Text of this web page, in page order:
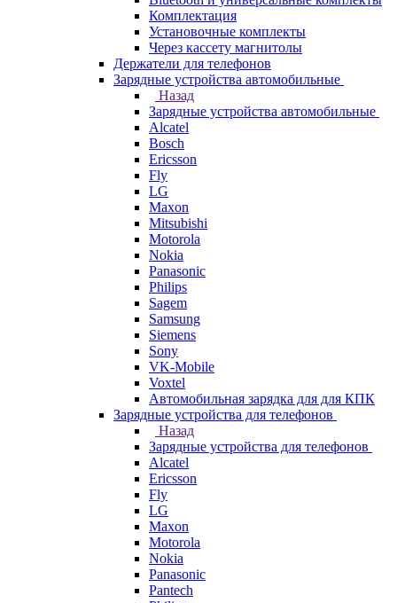
Комплектация
Установочные комплекты
Через кассету магнитолы
Держатели для телефонов
Зарядные устройства автомобильные
Назад
Зарядные устройства автомобильные
Alcatel
Bosch
Ericsson
Fly
LG
Maxon
Mitsubishi
Motorola
Nokia
Panasonic
Philips
Sagem
Samsung
Siemens
Sony
VK-Mobile
Voxtel
Автомобильная зарядка для для КПК
Зарядные устройства для телефонов
Назад
Зарядные устройства для телефонов
Alcatel
Ericsson
Fly
LG
Maxon
Motorola
Nokia
Panasonic
Pantech